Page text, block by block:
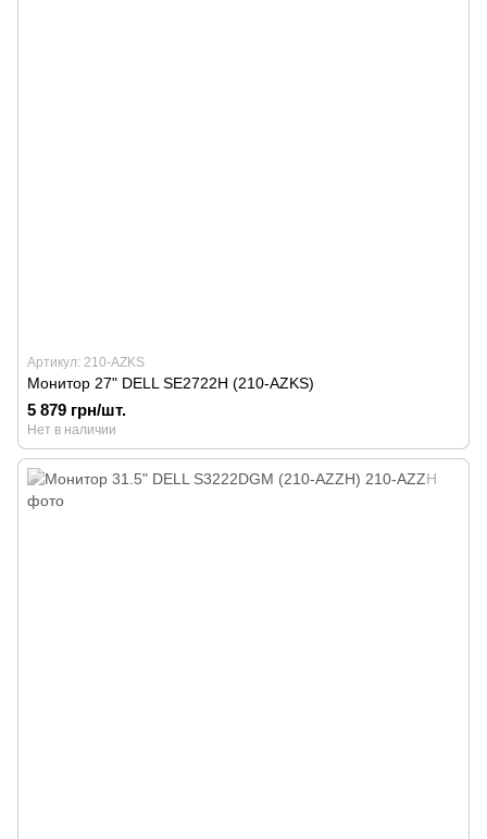
Артикул: 210-AZKS
Монитор 27" DELL SE2722H (210-AZKS)
5 879 грн/шт.
Нет в наличии